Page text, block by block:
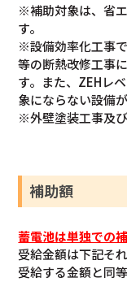
※補助対象は、省
す。
※設備効率化工事
等の断熱改修工事
す。また、ZEHレ
象にならない設備が
※外壁塗装工事及
補助額
蓄電池は単独での
受給金額は下記そ
受給する金額と同